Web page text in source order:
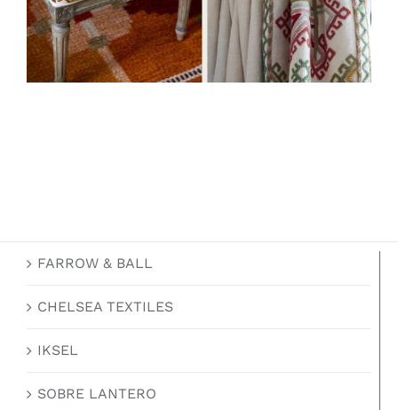
FARROW & BALL
CHELSEA TEXTILES
IKSEL
SOBRE LANTERO